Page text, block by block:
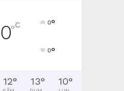
0°C 0°
0°
12° 13° 10°